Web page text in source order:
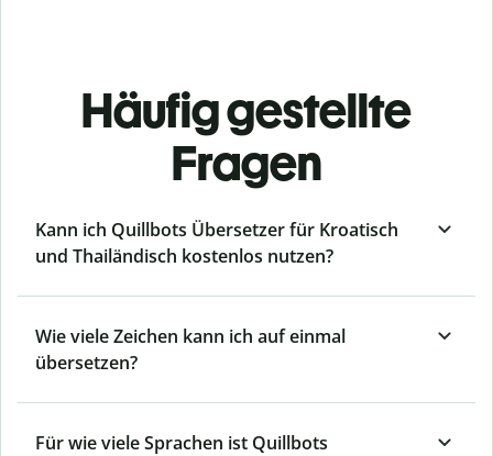
Häufig gestellte
Fragen
Kann ich Quillbots Übersetzer für Kroatisch
und Thailändisch kostenlos nutzen?
Wie viele Zeichen kann ich auf einmal
übersetzen?
Für wie viele Sprachen ist Quillbots